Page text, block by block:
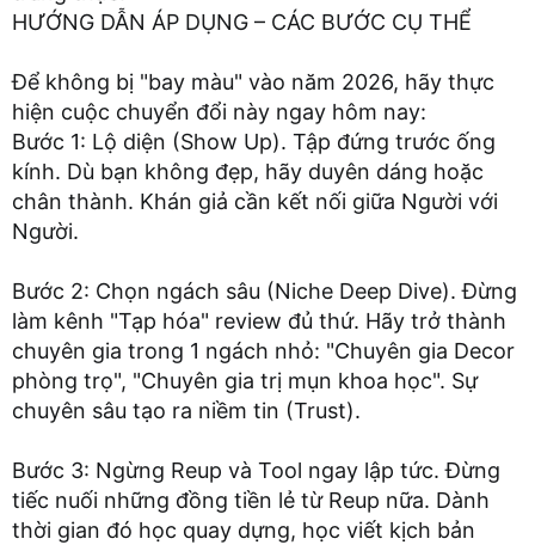
HƯỚNG DẪN ÁP DỤNG – CÁC BƯỚC CỤ THỂ
Để không bị "bay màu" vào năm 2026, hãy thực
hiện cuộc chuyển đổi này ngay hôm nay:
Bước 1: Lộ diện (Show Up). Tập đứng trước ống
kính. Dù bạn không đẹp, hãy duyên dáng hoặc
chân thành. Khán giả cần kết nối giữa Người với
Người.
Bước 2: Chọn ngách sâu (Niche Deep Dive). Đừng
làm kênh "Tạp hóa" review đủ thứ. Hãy trở thành
chuyên gia trong 1 ngách nhỏ: "Chuyên gia Decor
phòng trọ", "Chuyên gia trị mụn khoa học". Sự
chuyên sâu tạo ra niềm tin (Trust).
Bước 3: Ngừng Reup và Tool ngay lập tức. Đừng
tiếc nuối những đồng tiền lẻ từ Reup nữa. Dành
thời gian đó học quay dựng, học viết kịch bản